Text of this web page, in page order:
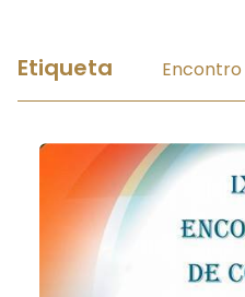
Etiqueta